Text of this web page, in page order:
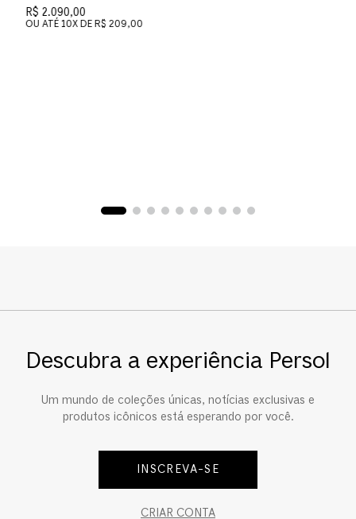
R$ 2.090,00
OU ATÉ 10X DE R$ 209,00
Descubra a experiência Persol
Um mundo de coleções únicas, notícias exclusivas e
produtos icônicos está esperando por você.
INSCREVA-SE
CRIAR CONTA